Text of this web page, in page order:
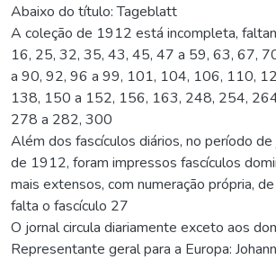
Abaixo do título: Tageblatt
A coleção de 1912 está incompleta,
16, 25, 32, 35, 43, 45, 47 a 59, 63, 67,
a 90, 92, 96 a 99, 101, 104, 106, 110,
138, 150 a 152, 156, 163, 248, 254,
278 a 282, 300
Além dos fascículos diários, no período
de 1912, foram impressos fascículos
mais extensos, com numeração própria,
falta o fascículo 27
O jornal circula diariamente exceto aos
Representante geral para a Europa: